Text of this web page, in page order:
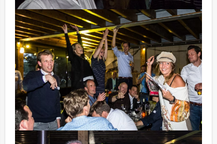
Ook zullen er een aantal voetballiederen de revue
passeren, waarbij we verlangen dat iedereen luidkeels
meezingt. Ten slotte mag het ‘petje op, petje af-
onderdeel’ natuurlijk niet ontbreken.
In de finale speelt het best presterende team
individueel voor de felbegeerde hoofdprijs. Wie mag
zich kronen tot de enige echte voetbalkenner van het
gezelschap?
Inclusief: